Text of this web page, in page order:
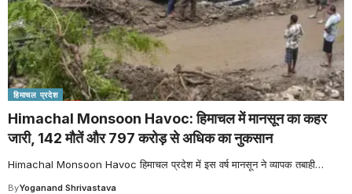
हिमाचल प्रदेश
Himachal Monsoon Havoc: हिमाचल में मानसून का कहर
जारी, 142 मौतें और 797 करोड़ से अधिक का नुकसान
Himachal Monsoon Havoc हिमाचल प्रदेश में इस वर्ष मानसून ने व्यापक तबाही…
ByYoganand Shrivastava